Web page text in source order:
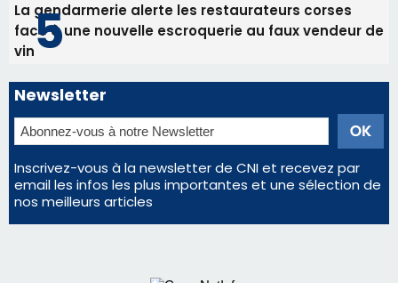
La gendarmerie alerte les restaurateurs corses
face à une nouvelle escroquerie au faux vendeur de
vin
Newsletter
Inscrivez-vous à la newsletter de CNI et recevez par
email les infos les plus importantes et une sélection de
nos meilleurs articles